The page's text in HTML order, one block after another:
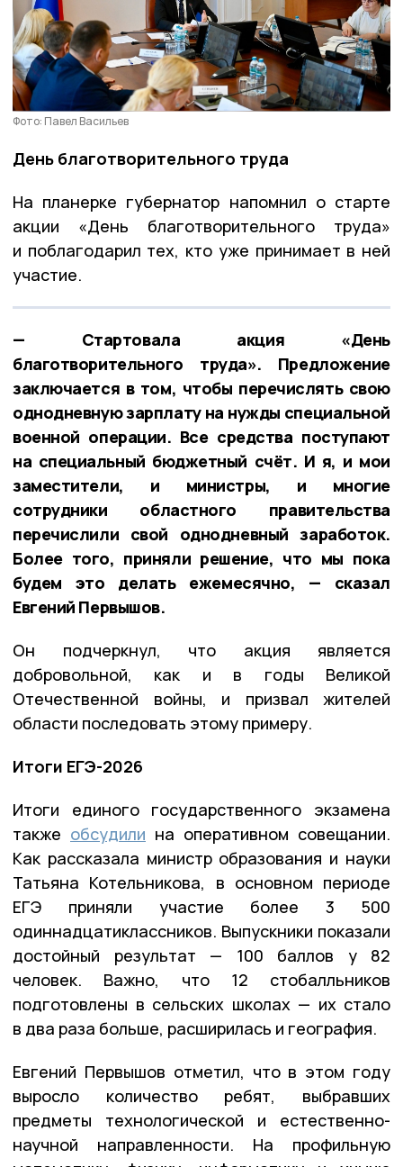
Фото: Павел Васильев
День благотворительного труда
На планерке губернатор напомнил о старте
акции «День благотворительного труда»
и поблагодарил тех, кто уже принимает в ней
участие.
— Стартовала акция «День
благотворительного труда». Предложение
заключается в том, чтобы перечислять свою
однодневную зарплату на нужды специальной
военной операции. Все средства поступают
на специальный бюджетный счёт. И я, и мои
заместители, и министры, и многие
сотрудники областного правительства
перечислили свой однодневный заработок.
Более того, приняли решение, что мы пока
будем это делать ежемесячно, — сказал
Евгений Первышов.
Он подчеркнул, что акция является
добровольной, как и в годы Великой
Отечественной войны, и призвал жителей
области последовать этому примеру.
Итоги ЕГЭ-2026
Итоги единого государственного экзамена
также обсудили на оперативном совещании.
Как рассказала министр образования и науки
Татьяна Котельникова, в основном периоде
ЕГЭ приняли участие более 3 500
одиннадцатиклассников. Выпускники показали
достойный результат — 100 баллов у 82
человек. Важно, что 12 стобалльников
подготовлены в сельских школах — их стало
в два раза больше, расширилась и география.
Евгений Первышов отметил, что в этом году
выросло количество ребят, выбравших
предметы технологической и естественно-
научной направленности. На профильную